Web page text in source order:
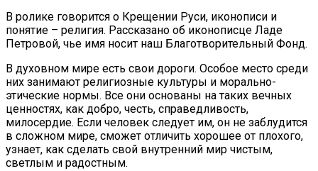
В ролике говорится о Крещении Руси, иконописи и
понятие – религия. Рассказано об иконописце Ладе
Петровой, чье имя носит наш Благотворительный Фонд.
В духовном мире есть свои дороги. Особое место среди
них занимают религиозные культуры и морально-
этические нормы. Все они основаны на таких вечных
ценностях, как добро, честь, справедливость,
милосердие. Если человек следует им, он не заблудится
в сложном мире, сможет отличить хорошее от плохого,
узнает, как сделать свой внутренний мир чистым,
светлым и радостным.